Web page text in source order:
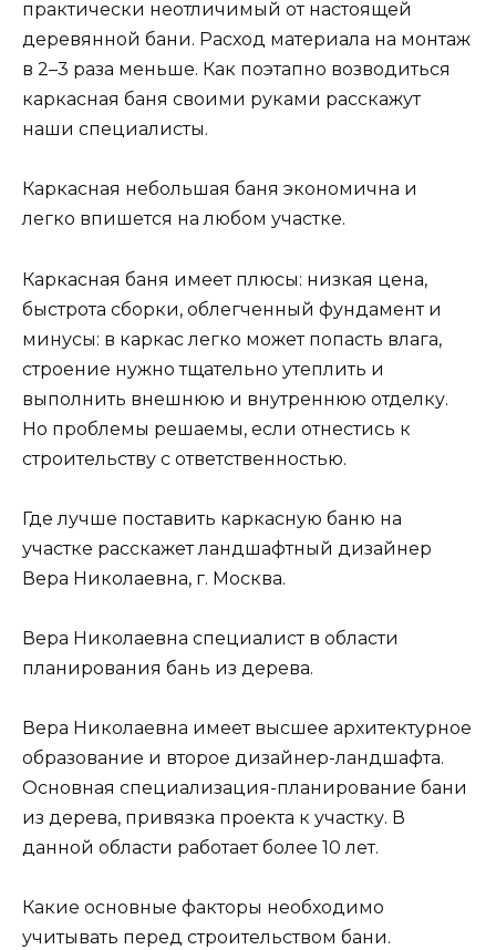
практически неотличимый от настоящей
деревянной бани. Расход материала на монтаж
в 2–3 раза меньше. Как поэтапно возводиться
каркасная баня своими руками расскажут
наши специалисты.
Каркасная небольшая баня экономична и
легко впишется на любом участке.
Каркасная баня имеет плюсы: низкая цена,
быстрота сборки, облегченный фундамент и
минусы: в каркас легко может попасть влага,
строение нужно тщательно утеплить и
выполнить внешнюю и внутреннюю отделку.
Но проблемы решаемы, если отнестись к
строительству с ответственностью.
Где лучше поставить каркасную баню на
участке расскажет ландшафтный дизайнер
Вера Николаевна, г. Москва.
Вера Николаевна специалист в области
планирования бань из дерева.
Вера Николаевна имеет высшее архитектурное
образование и второе дизайнер-ландшафта.
Основная специализация-планирование бани
из дерева, привязка проекта к участку. В
данной области работает более 10 лет.
Какие основные факторы необходимо
учитывать перед строительством бани.